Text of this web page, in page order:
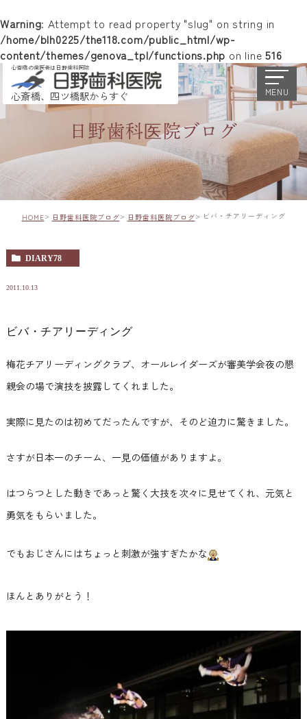
Warning: Attempt to read property "slug" on string in
/home/blh0225/the118.com/public_html/wp-
content/themes/genova_tpl/functions.php on line516
心斎橋の歯医者は日野歯科医院
心斎橋、四ツ橋駅からすぐ MENU
日野歯科医院ブログ
HOME 日野歯科医院ブログ 日野歯科医院ブログ ビバ・チアリーディング
DIARY78
2011.10.13
ビバ・チアリーディング
梅花チアリーディングクラブ、オールレイダーズが審美学会夜の懇
親会の場で演技を披露してくれました。
実際に見たのは初めてだったんですが、そのど迫力に驚きました。
さすが日本一のチーム、一見の価値がありますよ。
はつらつとした動きであっと驚く大技を次々に見せてくれ、元気と
勇気をもらいました。
でもおじさんにはちょっと刺激が強すぎたかな
ほんとありがとう！